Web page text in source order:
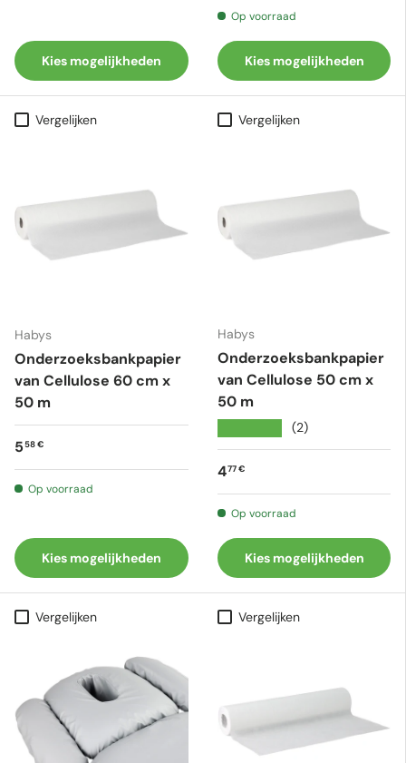
Kies mogelijkheden
Op voorraad
Kies mogelijkheden
Vergelijken
Habys
Onderzoeksbankpapier
van Cellulose 60 cm x
50 m
Reguliere prijs
558 €
Op voorraad
Kies mogelijkheden
Vergelijken
Habys
Onderzoeksbankpapier
van Cellulose 50 cm x
50 m
(2)
Reguliere prijs
477 €
Op voorraad
Kies mogelijkheden
Vergelijken Vergelijken